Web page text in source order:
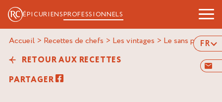
ÉPICURIENSPROFESSIONNELS
FR
Accueil > Recettes de chefs > Les vintages > le sans peur
RETOUR AUX RECETTES
PARTAGER